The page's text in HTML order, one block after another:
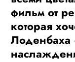
фильм от
которая